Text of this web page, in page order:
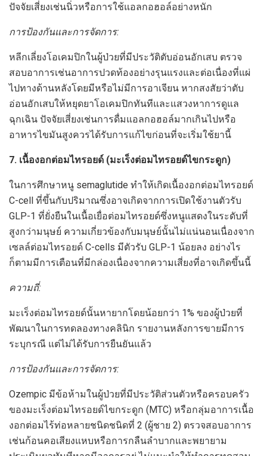
ปัจจัยเสี่ยงเช่นนิ่วหรือการใช้แอลกอฮอล์อย่างหนัก
การป้องกันและการจัดการ:
หลีกเลี่ยงโอเคมปิกในผู้ป่วยที่มีประวัติตับอ่อนอักเสบ ตรวจ
สอบอาการเช่นอาการปวดท้องอย่างรุนแรงและต่อเนื่องที่แผ่
ไปทางด้านหลังโดยมีหรือไม่มีการอาเจียน หากสงสัยว่าตับ
อ่อนอักเสบให้หยุดยาโอเคมปิกทันทีและแสวงหาการดูแล
ฉุกเฉิน ปัจจัยเสี่ยงเช่นการดื่มแอลกอฮอล์มากเกินไปหรือ
อาหารไขมันสูงควรได้รับการแก้ไขก่อนที่จะเริ่มใช้ยานี้
7. เนื้องอกต่อมไทรอยด์ (มะเร็งต่อมไทรอยด์ไขกระดูก)
ในการศึกษาหนู semaglutide ทำให้เกิดเนื้องอกต่อมไทรอยด์
C-cell ที่ขึ้นกับปริมาณซึ่งอาจเกิดจากการเปิดใช้งานตัวรับ
GLP-1 ที่ยั่งยืนในเนื้อเยื่อต่อมไทรอยด์ซึ่งหนูแสดงในระดับที่
สูงกว่ามนุษย์ ความเกี่ยวข้องกับมนุษย์นั้นไม่แน่นอนเนื่องจาก
เซลล์ต่อมไทรอยด์ C-cells มีตัวรับ GLP-1 น้อยลง อย่างไร
ก็ตามมีการเตือนที่มีกล่องเนื่องจากความเสี่ยงที่อาจเกิดขึ้นนี้
ความถี่:
มะเร็งต่อมไทรอยด์นั้นหายากโดยน้อยกว่า 1% ของผู้ป่วยที่
พัฒนาในการทดลองทางคลินิก รายงานหลังการขายมีการ
ระบุกรณี แต่ไม่ได้รับการยืนยันแล้ว
การป้องกันและการจัดการ:
Ozempic มีข้อห้ามในผู้ป่วยที่มีประวัติส่วนตัวหรือครอบครัว
ของมะเร็งต่อมไทรอยด์ไขกระดูก (MTC) หรือกลุ่มอาการเนื้อ
งอกต่อมไร้ท่อหลายชนิดชนิดที่ 2 (ผู้ชาย 2) ตรวจสอบอาการ
เช่นก้อนคอเสียงแหบหรือการกลืนลำบากและพยายาม